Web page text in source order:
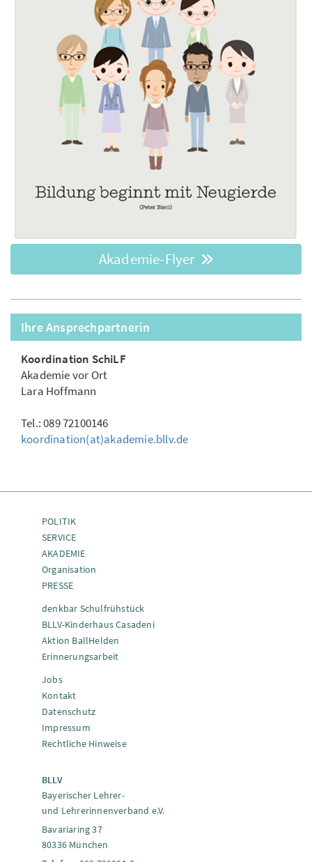
Akademie-Flyer
Ihre Ansprechpartnerin
Koordination SchiLF
Akademie vor Ort
Lara Hoffmann
Tel.: 089 72100146
koordination(at)akademie.bllv.de
POLITIK
SERVICE
AKADEMIE
Organisation
PRESSE
denkbar Schulfrühstück
BLLV-Kinderhaus Casadeni
Aktion BallHelden
Erinnerungsarbeit
Jobs
Kontakt
Datenschutz
Impressum
Rechtliche Hinweise
BLLV
Bayerischer Lehrer-
und Lehrerinnenverband e.V.
Bavariaring 37
80336 München